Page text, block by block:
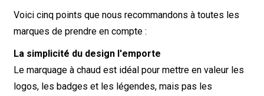
Voici cinq points que nous recommandons à toutes les
marques de prendre en compte :
La simplicité du design l'emporte
Le marquage à chaud est idéal pour mettre en valeur les
logos, les badges et les légendes, mais pas les